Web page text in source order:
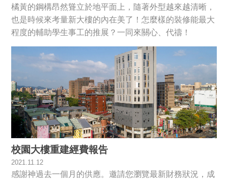
橘黃的鋼構昂然聳立於地平面上，隨著外型越來越清晰，
也是時候來考量新大樓的內在美了！怎麼樣的裝修能最大
程度的輔助學生事工的推展？一同來關心、代禱！
校園大樓重建經費報告
2021.11.12
感謝神過去一個月的供應。邀請您瀏覽最新財務狀況，成